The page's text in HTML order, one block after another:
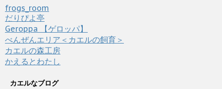
frogs_room
だりぴよ亭
Geroppa 【ゲロッパ】
べんぜんエリア＜カエルの飼育＞
カエルの森工房
かえるとわたし
カエルなブログ